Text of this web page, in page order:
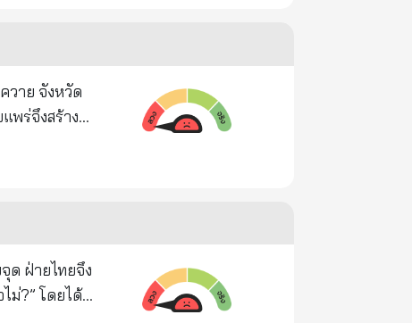
รมบาล
าวกบิลพรหม
านมารับ
๖๐ นาที แล้ว
แก้วเจ็ด
แจกกัน
วาย จังหวัด
พร่จึงสร้าง
ด ฝ่ายไทยจึง